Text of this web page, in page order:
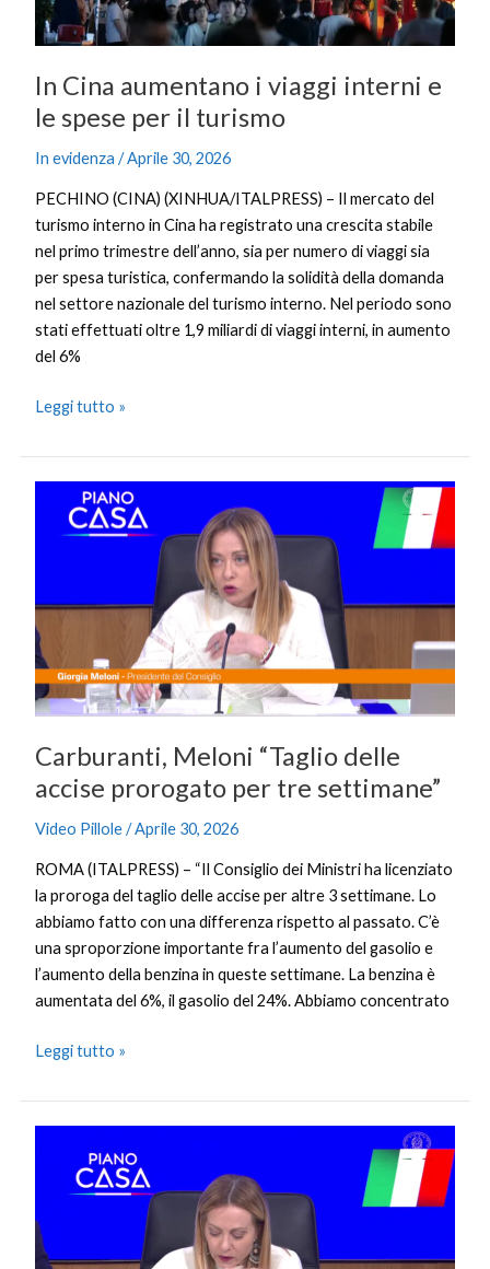
In Cina aumentano i viaggi interni e
le spese per il turismo
In evidenza /Aprile 30, 2026
PECHINO (CINA) (XINHUA/ITALPRESS) – Il mercato del
turismo interno in Cina ha registrato una crescita stabile
nel primo trimestre dell’anno, sia per numero di viaggi sia
per spesa turistica, confermando la solidità della domanda
nel settore nazionale del turismo interno. Nel periodo sono
stati effettuati oltre 1,9 miliardi di viaggi interni, in aumento
del 6%
per
Leggi tutto »
Carburanti, Meloni “Taglio delle
accise prorogato per tre settimane”
Video Pillole/Aprile 30, 2026
ROMA (ITALPRESS) – “Il Consiglio dei Ministri ha licenziato
la proroga del taglio delle accise per altre 3 settimane. Lo
abbiamo fatto con una differenza rispetto al passato. C’è
una sproporzione importante fra l’aumento del gasolio e
l’aumento della benzina in queste settimane. La benzina è
aumentata del 6%, il gasolio del 24%. Abbiamo concentrato
Carburanti,
Meloni
prorogato
per
settimane”
Leggi tutto »
Meloni
“Recupero
di